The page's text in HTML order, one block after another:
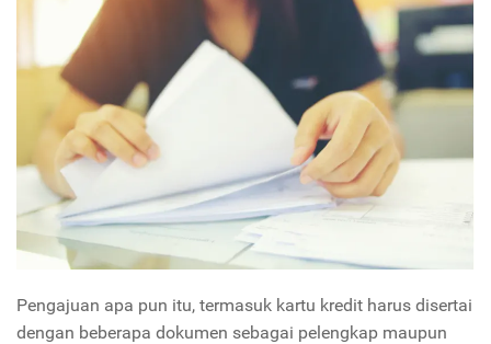
Pengajuan apa pun itu, termasuk kartu kredit harus disertai
dengan beberapa dokumen sebagai pelengkap maupun